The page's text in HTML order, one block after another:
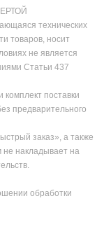
технических
товаров, носит
не является
Статьи 437
комплект поставки
предварительного
заказ», а также
накладывает на
обработки